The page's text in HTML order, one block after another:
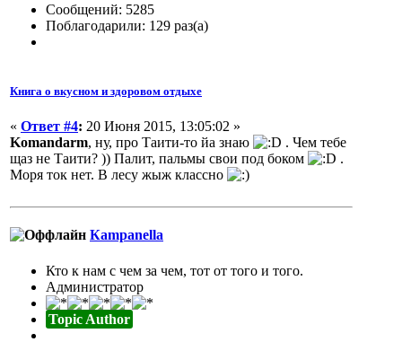
Сообщений: 5285
Поблагодарили: 129 раз(а)
Книга о вкусном и здоровом отдыхе
« Ответ #4: 20 Июня 2015, 13:05:02 »
Komandarm, ну, про Таити-то йа знаю
. Чем тебе
щаз не Таити? )) Палит, пальмы свои под боком
.
Моря ток нет. В лесу жыж классно
Кampanella
Кто к нам с чем за чем, тот от того и того.
Администратор
Topic Author